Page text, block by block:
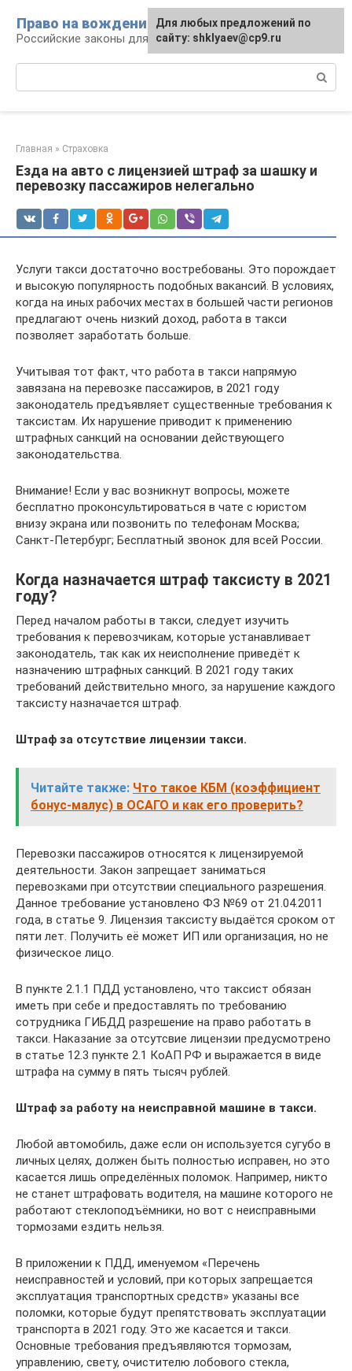
контенту
Право на вождение
Российские законы для автомобилистов
Главная » Страховка
Езда на авто с лицензией штраф за шашку и
перевозку пассажиров нелегально
Услуги такси достаточно востребованы. Это порождает
и высокую популярность подобных вакансий. В условиях,
когда на иных рабочих местах в большей части регионов
предлагают очень низкий доход, работа в такси
позволяет заработать больше.
Учитывая тот факт, что работа в такси напрямую
завязана на перевозке пассажиров, в 2021 году
законодатель предъявляет существенные требования к
таксистам. Их нарушение приводит к применению
штрафных санкций на основании действующего
законодательства.
Внимание! Если у вас возникнут вопросы, можете
бесплатно проконсультироваться в чате с юристом
внизу экрана или позвонить по телефонам Москва;
Санкт-Петербург; Бесплатный звонок для всей России.
Когда назначается штраф таксисту в 2021
году?
Перед началом работы в такси, следует изучить
требования к перевозчикам, которые устанавливает
законодатель, так как их неисполнение приведёт к
назначению штрафных санкций. В 2021 году таких
требований действительно много, за нарушение каждого
таксисту назначается штраф.
Штраф за отсутствие лицензии такси.
Читайте также: Что такое КБМ (коэффициент
бонус-малус) в ОСАГО и как его проверить?
Перевозки пассажиров относятся к лицензируемой
деятельности. Закон запрещает заниматься
перевозками при отсутствии специального разрешения.
Данное требование установлено ФЗ №69 от 21.04.2011
года, в статье 9. Лицензия таксисту выдаётся сроком от
пяти лет. Получить её может ИП или организация, но не
физическое лицо.
В пункте 2.1.1 ПДД установлено, что таксист обязан
иметь при себе и предоставлять по требованию
сотрудника ГИБДД разрешение на право работать в
такси. Наказание за отсутсвие лицензии предусмотрено
в статье 12.3 пункте 2.1 КоАП РФ и выражается в виде
штрафа на сумму в пять тысяч рублей.
Штраф за работу на неисправной машине в такси.
Любой автомобиль, даже если он используется сугубо в
личных целях, должен быть полностью исправен, но это
касается лишь определённых поломок. Например, никто
не станет штрафовать водителя, на машине которого не
работают стеклоподъёмники, но вот с неисправными
тормозами ездить нельзя.
В приложении к ПДД, именуемом «Перечень
неисправностей и условий, при которых запрещается
эксплуатация транспортных средств» указаны все
поломки, которые будут препятствовать эксплуатации
транспорта в 2021 году. Это же касается и такси.
Основные требования предъявляются тормозам,
управлению, свету, очистителю лобового стекла,
Для любых предложений по
сайту: shklyaev@cp9.ru